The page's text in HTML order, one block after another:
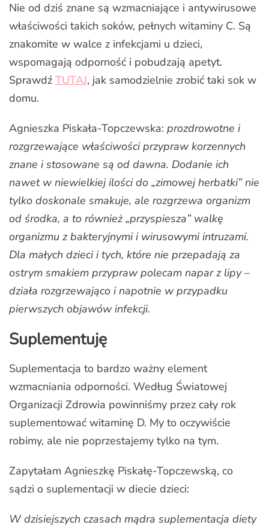
Nie od dziś znane są wzmacniające i antywirusowe
właściwości takich soków, pełnych witaminy C. Są
znakomite w walce z infekcjami u dzieci,
wspomagają odporność i pobudzają apetyt.
Sprawdź TUTAJ, jak samodzielnie zrobić taki sok w
domu.
Agnieszka Piskała-Topczewska: prozdrowotne i
rozgrzewające właściwości przypraw korzennych
znane i stosowane są od dawna. Dodanie ich
nawet w niewielkiej ilości do „zimowej herbatki” nie
tylko doskonale smakuje, ale rozgrzewa organizm
od środka, a to również „przyspiesza” walkę
organizmu z bakteryjnymi i wirusowymi intruzami.
Dla małych dzieci i tych, które nie przepadają za
ostrym smakiem przypraw polecam napar z lipy –
działa rozgrzewająco i napotnie w przypadku
pierwszych objawów infekcji.
Suplementuję
Suplementacja to bardzo ważny element
wzmacniania odporności. Według Światowej
Organizacji Zdrowia powinniśmy przez cały rok
suplementować witaminę D. My to oczywiście
robimy, ale nie poprzestajemy tylko na tym.
Zapytałam Agnieszkę Piskałę-Topczewską, co
sądzi o suplementacji w diecie dzieci:
W dzisiejszych czasach mądra suplementacja diety